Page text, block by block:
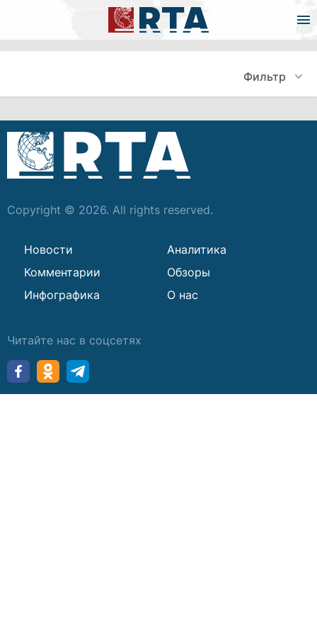
Фильтр
Copyright © 2026. All rights reserved.
Новости
Аналитика
Комментарии
Обзоры
Инфографика
О нас
Читайте нас в соцсетях